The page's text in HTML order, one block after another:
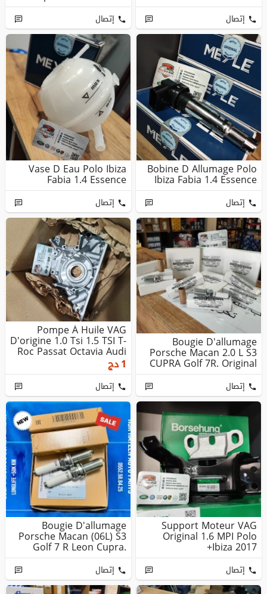
إتصال إتصال
Bobine D Allumage Polo
Ibiza Fabia 1.4 Essence
إتصال
Vase D Eau Polo Ibiza
Fabia 1.4 Essence
إتصال
Bougie D'allumage
Porsche Macan 2.0 L S3
CUPRA Golf 7R. Original
Quali...
إتصال
Pompe À Huile VAG
D'origine 1.0 Tsi 1.5 TSI T-
Roc Passat Octavia Audi
...
1دج
إتصال
Support Moteur VAG
Original 1.6 MPI Polo
Ibiza 2017+
إتصال
Bougie D'allumage
Porsche Macan (06L) S3
Golf 7 R Leon Cupra.
VWAG D'o...
إتصال